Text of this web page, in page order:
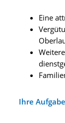
Eine
Ihre